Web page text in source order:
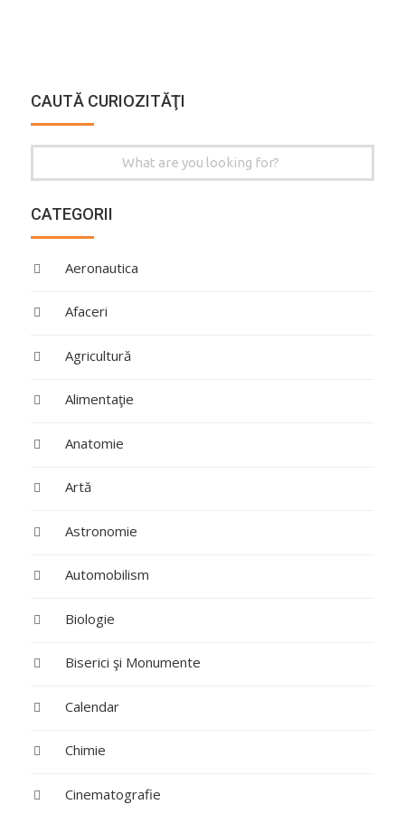
CAUTĂ CURIOZITĂŢI
for:
CATEGORII
Aeronautica
Afaceri
Agricultură
Alimentaţie
Anatomie
Artă
Astronomie
Automobilism
Biologie
Biserici şi Monumente
Calendar
Chimie
Cinematografie